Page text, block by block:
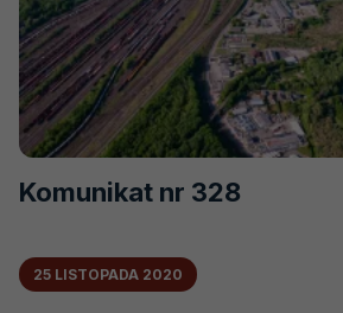
Komunikat nr 328
25 LISTOPADA 2020